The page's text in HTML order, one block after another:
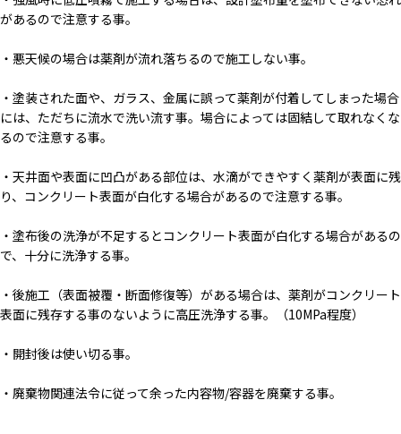
があるので注意する事。
・悪天候の場合は薬剤が流れ落ちるので施工しない事。
・塗装された面や、ガラス、金属に誤って薬剤が付着してしまった場合
には、ただちに流水で洗い流す事。場合によっては固結して取れなくな
るので注意する事。
・天井面や表面に凹凸がある部位は、水滴ができやすく薬剤が表面に残
り、コンクリート表面が白化する場合があるので注意する事。
・塗布後の洗浄が不足するとコンクリート表面が白化する場合があるの
で、十分に洗浄する事。
・後施工（表面被覆・断面修復等）がある場合は、薬剤がコンクリート
表面に残存する事のないように高圧洗浄する事。（10MPa程度）
・開封後は使い切る事。
・廃棄物関連法令に従って余った内容物/容器を廃棄する事。